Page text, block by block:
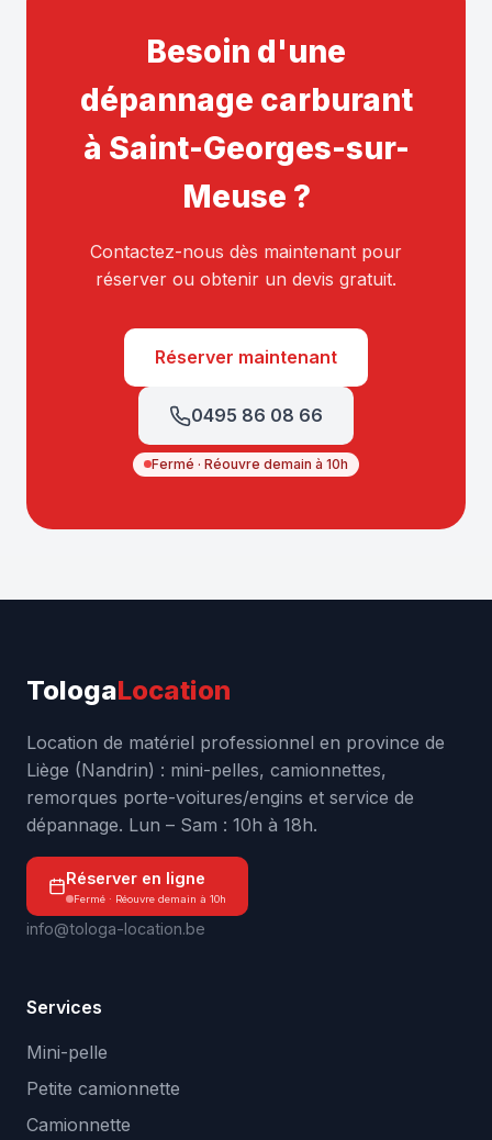
Besoin d'une
dépannage carburant
à Saint-Georges-sur-
Meuse ?
Contactez-nous dès maintenant pour
réserver ou obtenir un devis gratuit.
Réserver maintenant
0495 86 08 66
Fermé · Réouvre demain à 10h
TologaLocation
Location de matériel professionnel en province de
Liège (Nandrin) : mini-pelles, camionnettes,
remorques porte-voitures/engins et service de
dépannage. Lun – Sam : 10h à 18h.
Réserver en ligne
Fermé · Réouvre demain à 10h
info@tologa-location.be
Services
Mini-pelle
Petite camionnette
Camionnette